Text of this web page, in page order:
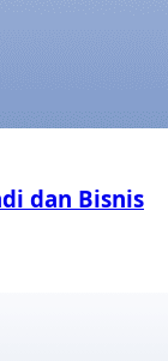
dan Bisnis